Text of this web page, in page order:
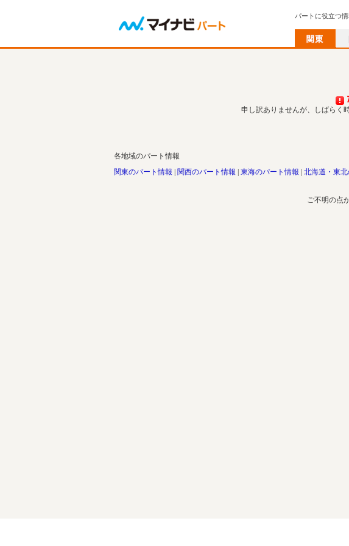
パートに役立つ
申し訳ありませんが、しばらく
各地域のパート情報
関東のパート情報
関西のパート情報 東海のパート情報 北海道・東
ご不明の点